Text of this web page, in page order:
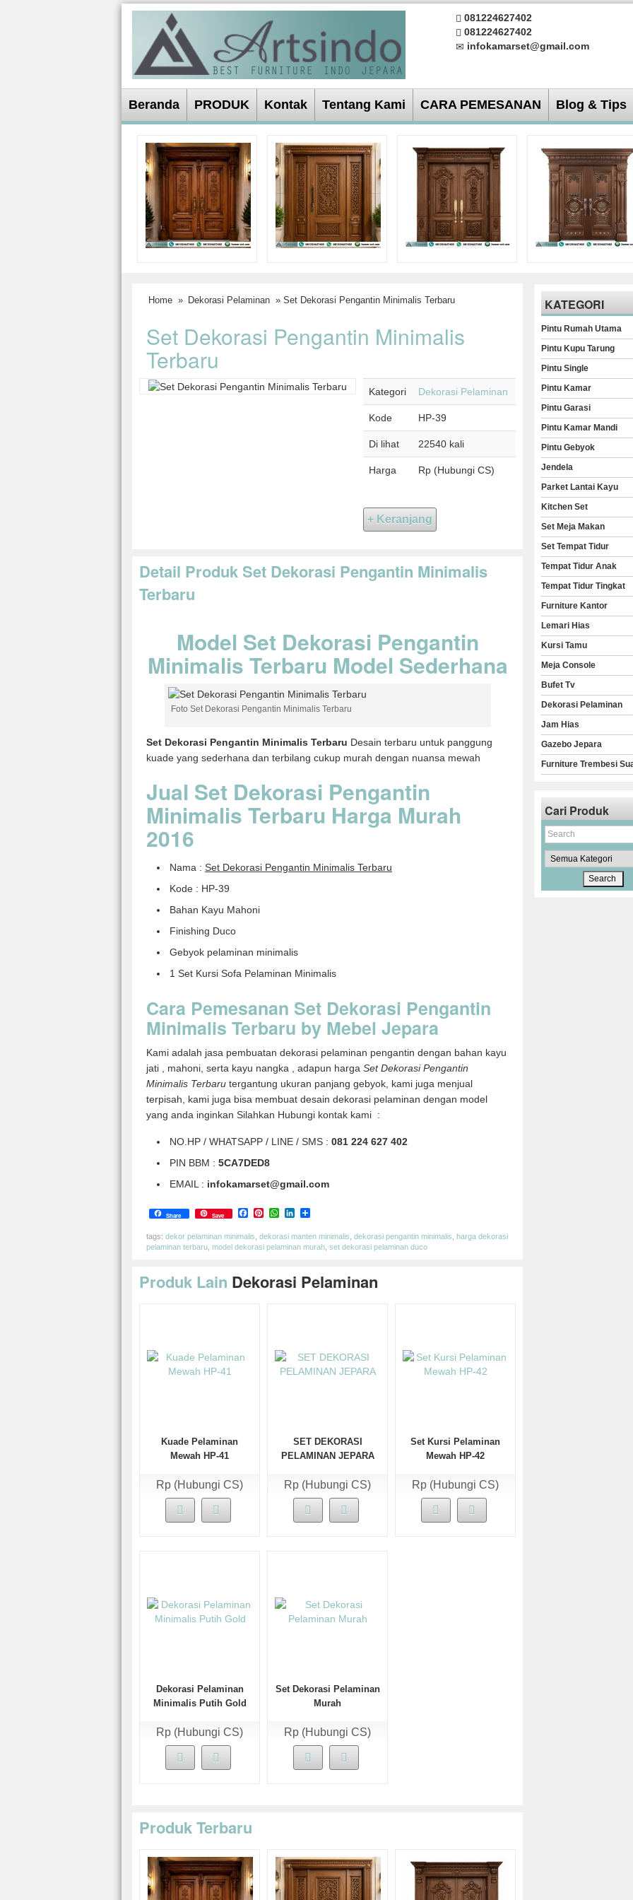
081224627402
081224627402
infokamarset@gmail.com
Beranda PRODUK Kontak Tentang Kami CARA PEMESANAN Blog & Tips
Home » Dekorasi Pelaminan » Set Dekorasi Pengantin Minimalis Terbaru
Set Dekorasi Pengantin Minimalis
Terbaru
Kategori Dekorasi Pelaminan
Kode HP-39
Di lihat 22540 kali
Harga Rp (Hubungi CS)
Detail Produk Set Dekorasi Pengantin Minimalis
Terbaru
Model Set Dekorasi Pengantin
Minimalis Terbaru Model Sederhana
Foto Set Dekorasi Pengantin Minimalis Terbaru
Set Dekorasi Pengantin Minimalis Terbaru Desain terbaru untuk panggung
kuade yang sederhana dan terbilang cukup murah dengan nuansa mewah
Jual Set Dekorasi Pengantin
Minimalis Terbaru Harga Murah
2016
Nama : Set Dekorasi Pengantin Minimalis Terbaru
Kode : HP-39
Bahan Kayu Mahoni
Finishing Duco
Gebyok pelaminan minimalis
1 Set Kursi Sofa Pelaminan Minimalis
Cara Pemesanan Set Dekorasi Pengantin
Minimalis Terbaru by Mebel Jepara
Kami adalah jasa pembuatan dekorasi pelaminan pengantin dengan bahan kayu
jati , mahoni, serta kayu nangka , adapun harga Set Dekorasi Pengantin
Minimalis Terbaru tergantung ukuran panjang gebyok, kami juga menjual
terpisah, kami juga bisa membuat desain dekorasi pelaminan dengan model
yang anda inginkan Silahkan Hubungi kontak kami :
NO.HP / WHATSAPP / LINE / SMS : 081 224 627 402
PIN BBM : 5CA7DED8
EMAIL : infokamarset@gmail.com
Share Save Facebook
Pinterest
WhatsApp
LinkedIn
tags: dekor pelaminan minimalis dekorasi manten minimalis dekorasi pengantin minimalis harga dekorasi
pelaminan terbaru model dekorasi pelaminan murah set dekorasi pelaminan duco
Produk Lain Dekorasi Pelaminan
Kuade Pelaminan
Mewah HP-41
Rp (Hubungi CS)
SET DEKORASI
PELAMINAN JEPARA
Rp (Hubungi CS)
Set Kursi Pelaminan
Mewah HP-42
Rp (Hubungi CS)
Dekorasi Pelaminan
Minimalis Putih Gold
Rp (Hubungi CS)
Set Dekorasi Pelaminan
Murah
Rp (Hubungi CS)
Produk Terbaru
KATEGORI
Pintu Rumah Utama
Pintu Kupu Tarung
Pintu Single
Pintu Kamar
Pintu Garasi
Pintu Kamar Mandi
Pintu Gebyok
Jendela
Parket Lantai Kayu
Kitchen Set
Set Meja Makan
Set Tempat Tidur
Tempat Tidur Anak
Tempat Tidur Tingkat
Furniture Kantor
Lemari Hias
Kursi Tamu
Meja Console
Bufet Tv
Dekorasi Pelaminan
Jam Hias
Gazebo Jepara
Furniture Trembesi
Cari Produk